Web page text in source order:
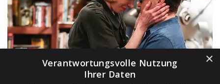
×
Verantwortungsvolle Nutzung
Ihrer Daten